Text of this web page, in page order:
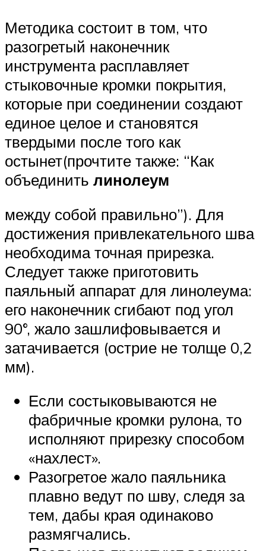
Методика состоит в том, что
разогретый наконечник
инструмента расплавляет
стыковочные кромки покрытия,
которые при соединении создают
единое целое и становятся
твердыми после того как
остынет(прочтите также: “Как
объединить линолеум
между собой правильно”). Для
достижения привлекательного шва
необходима точная прирезка.
Следует также приготовить
паяльный аппарат для линолеума:
его наконечник сгибают под угол
90°, жало зашлифовывается и
затачивается (острие не толще 0,2
мм).
Если состыковываются не
фабричные кромки рулона, то
исполняют прирезку способом
«нахлест».
Разогретое жало паяльника
плавно ведут по шву, следя за
тем, дабы края одинаково
размягчались.